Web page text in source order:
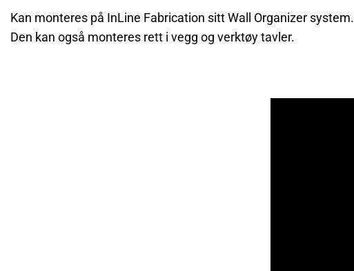
Kan monteres på InLine Fabrication sitt Wall Organizer system.
Den kan også monteres rett i vegg og verktøy tavler.